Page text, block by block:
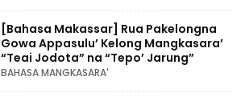
[Bahasa Makassar] Rua Pakelongna
Gowa Appasulu’ Kelong Mangkasara’
“Teai Jodota” na “Tepo’ Jarung”
BAHASA MANGKASARA'